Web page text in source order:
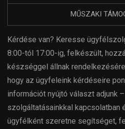
MŰSZAKI
Kérdése van? Keresse
8:00-tól 17:00-ig, felkészült,
készséggel állnak
hogy az ügyfeleink kérdéseire
információt nyújtó választ adjunk
szolgáltatásainkkal kapcsolatban
ügyfélként szeretne segítséget,